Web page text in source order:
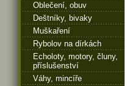
Oblečení, obuv
Deštníky, bivaky
Muškaření
Rybolov na dírkách
Echoloty, motory, čluny,
příslušenství
Váhy, mincíře